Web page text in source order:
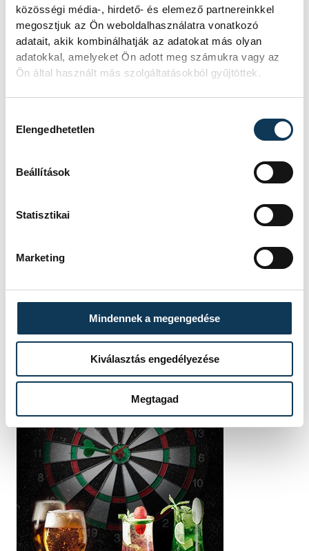
közösségi média-, hirdető- és elemező partnereinkkel
megosztjuk az Ön weboldalhasználatra vonatkozó
adatait, akik kombinálhatják az adatokat más olyan
adatokkal, amelyeket Ön adott meg számukra vagy az
Ön által használt más szolgáltatásokból gyűjtöttek.
Elengedhetetlen
Beállítások
Statisztikai
Marketing
Mindennek a megengedése
Kiválasztás engedélyezése
Megtagad
sport labdarúgás vármegyei foci
SZERZŐ
FOTÓS
Szalai
Csaba